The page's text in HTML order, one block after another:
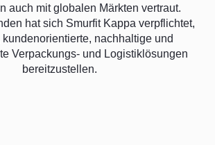
auch mit globalen Märkten vertraut.
hat sich Smurfit Kappa verpflichtet,
nachhaltige und
Verpackungs- und Logistiklösungen
bereitzustellen.